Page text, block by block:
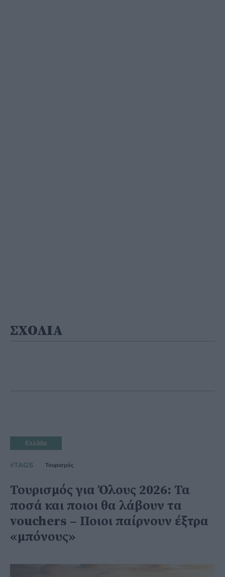
ΣΧΟΛΙΑ
Ελλάδα
#TAGS Τουρισμός
Τουρισμός για Όλους 2026: Τα
ποσά και ποιοι θα λάβουν τα
vouchers – Ποιοι παίρνουν έξτρα
«μπόνους»